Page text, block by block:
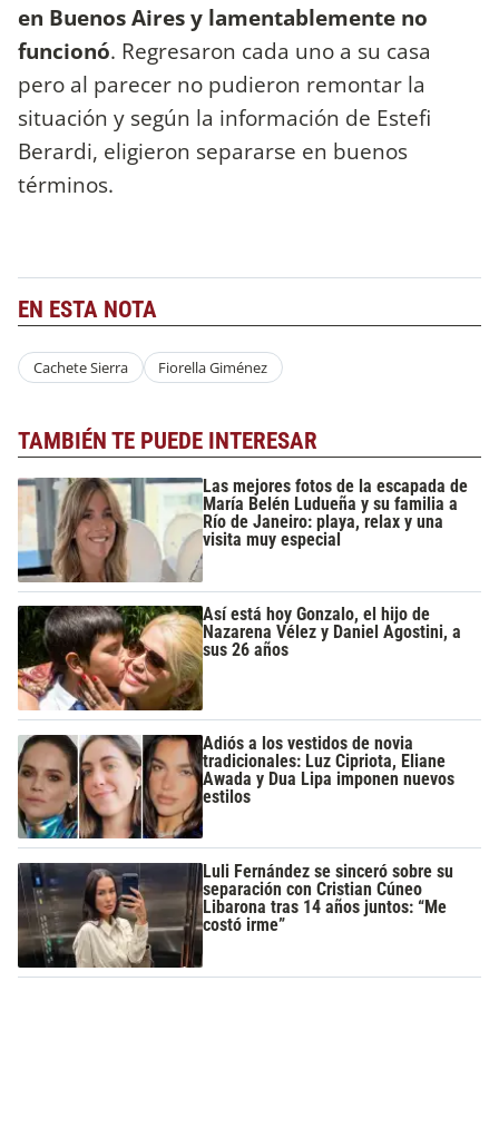
en Buenos Aires y lamentablemente no
funcionó. Regresaron cada uno a su casa
pero al parecer no pudieron remontar la
situación y según la información de Estefi
Berardi, eligieron separarse en buenos
términos.
EN ESTA NOTA
Cachete Sierra Fiorella Giménez
TAMBIÉN TE PUEDE INTERESAR
Las mejores fotos de la escapada de
María Belén Ludueña y su familia a
Río de Janeiro: playa, relax y una
visita muy especial
Así está hoy Gonzalo, el hijo de
Nazarena Vélez y Daniel Agostini, a
sus 26 años
Adiós a los vestidos de novia
tradicionales: Luz Cipriota, Eliane
Awada y Dua Lipa imponen nuevos
estilos
Luli Fernández se sinceró sobre su
separación con Cristian Cúneo
Libarona tras 14 años juntos: “Me
costó irme”